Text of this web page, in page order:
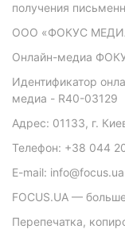
получения
ООО «ФОКУС
Онлайн-медиа
Идентификатор
медиа - R40-03129
Адрес: 01133, г.
Телефон: +38 044
E-mail: info@focus.ua
FOCUS.UA —
Перепечатка,